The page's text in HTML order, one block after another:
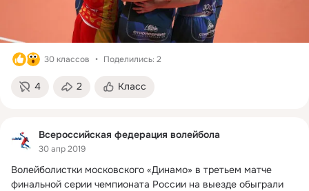
30 классов Поделились: 2
4 2 Класс
Всероссийская федерация волейбола
30 апр 2019
Волейболистки московского «Динамо» в третьем матче
финальной серии чемпионата России на выезде обыграли